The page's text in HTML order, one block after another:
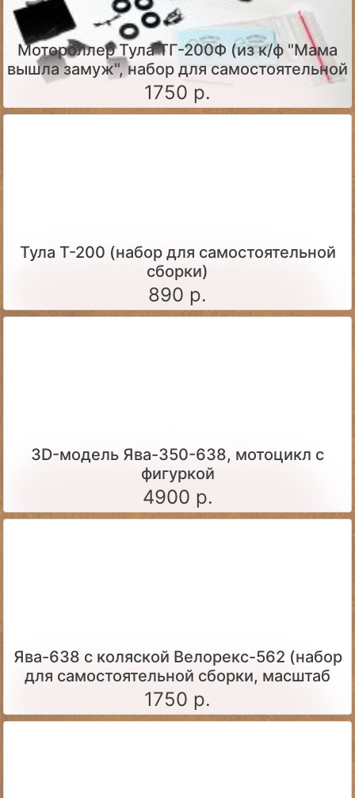
Мотороллер Тула ТГ-200Ф (из к/ф "Мама
вышла замуж", набор для самостоятельной
сборки)
1750 р.
Тула Т-200 (набор для самостоятельной
сборки)
890 р.
3D-модель Ява-350-638, мотоцикл с
фигуркой
4900 р.
Ява-638 с коляской Велорекс-562 (набор
для самостоятельной сборки, масштаб
1:43)
1750 р.